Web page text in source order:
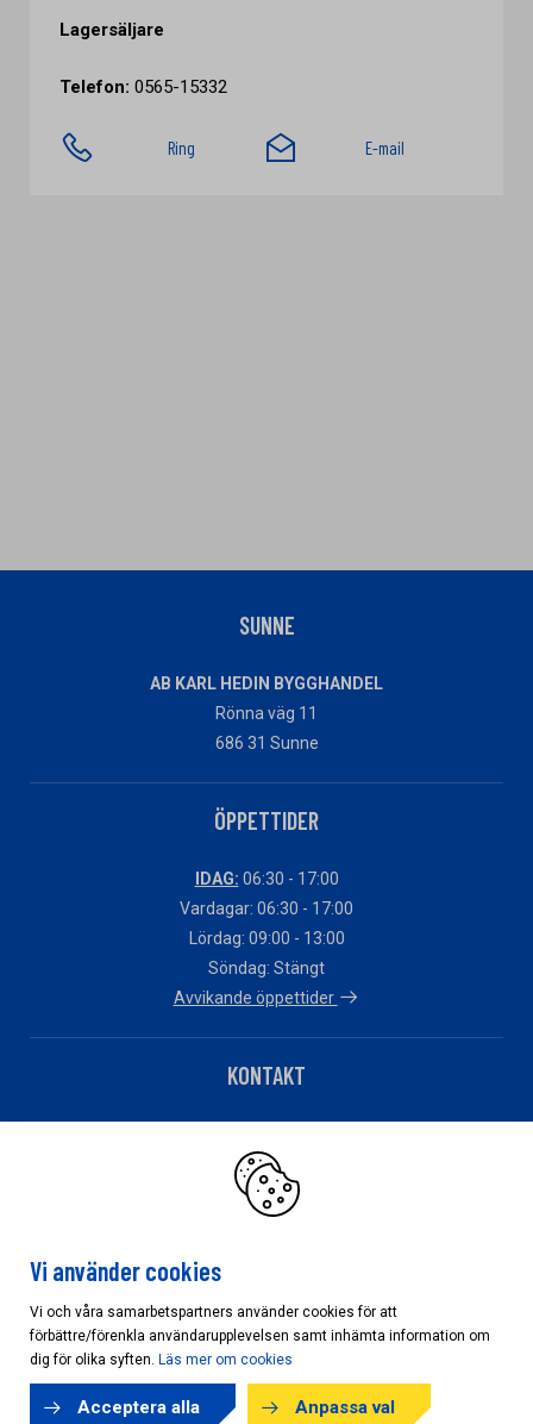
Lagersäljare
Telefon: 0565-15332
Ring E-mail
SUNNE
AB KARL HEDIN BYGGHANDEL
Rönna väg 11
686 31 Sunne
ÖPPETTIDER
IDAG: 06:30 - 17:00
Vardagar: 06:30 - 17:00
Lördag: 09:00 - 13:00
Söndag: Stängt
Avvikande öppettider
KONTAKT
Har du fakturafrågor?
Klicka här
Cookieinställningar
Vi använder cookies
Vi och våra samarbetspartners använder cookies för att
förbättre/förenkla användarupplevelsen samt inhämta information om
dig för olika syften. Läs mer om cookies
Acceptera alla Anpassa val